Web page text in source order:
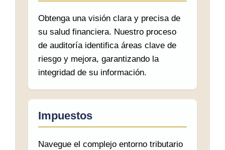
Obtenga una visión clara y precisa de
su salud financiera. Nuestro proceso
de auditoría identifica áreas clave de
riesgo y mejora, garantizando la
integridad de su información.
Impuestos
Navegue el complejo entorno tributario